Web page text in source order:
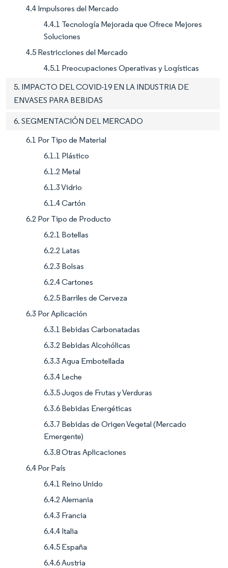
4.4 Impulsores del Mercado
4.4.1 Tecnología Mejorada que Ofrece Mejores
Soluciones
4.5 Restricciones del Mercado
4.5.1 Preocupaciones Operativas y Logísticas
5. IMPACTO DEL COVID-19 EN LA INDUSTRIA DE
ENVASES PARA BEBIDAS
6. SEGMENTACIÓN DEL MERCADO
6.1 Por Tipo de Material
6.1.1 Plástico
6.1.2 Metal
6.1.3 Vidrio
6.1.4 Cartón
6.2 Por Tipo de Producto
6.2.1 Botellas
6.2.2 Latas
6.2.3 Bolsas
6.2.4 Cartones
6.2.5 Barriles de Cerveza
6.3 Por Aplicación
6.3.1 Bebidas Carbonatadas
6.3.2 Bebidas Alcohólicas
6.3.3 Agua Embotellada
6.3.4 Leche
6.3.5 Jugos de Frutas y Verduras
6.3.6 Bebidas Energéticas
6.3.7 Bebidas de Origen Vegetal (Mercado
Emergente)
6.3.8 Otras Aplicaciones
6.4 Por País
6.4.1 Reino Unido
6.4.2 Alemania
6.4.3 Francia
6.4.4 Italia
6.4.5 España
6.4.6 Austria